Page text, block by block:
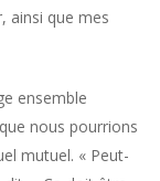
ainsi que mes
ensemble
nous pourrions
mutuel. « Peut-